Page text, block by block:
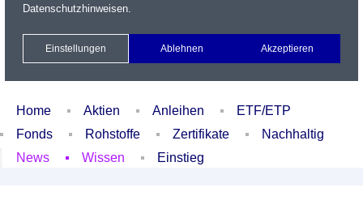
Xetra Realtime
Watchlist Portfolio Login
Home Aktien Anleihen
ETF/ETP
Fonds
Rohstoffe Zertifikate
Nachhaltig
News
Wissen Einstieg
Datenschutzhinweisen.
Einstellungen Ablehnen Akzeptieren